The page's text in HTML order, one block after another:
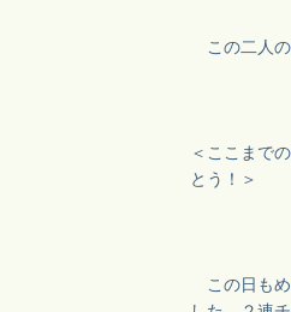
この二人の
＜ここまで
とう！＞
この日もめ